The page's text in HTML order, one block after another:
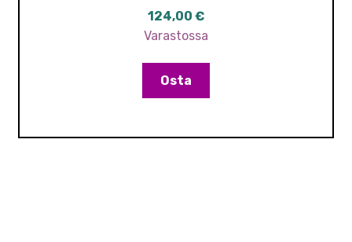
124,00 €
Varastossa
Osta